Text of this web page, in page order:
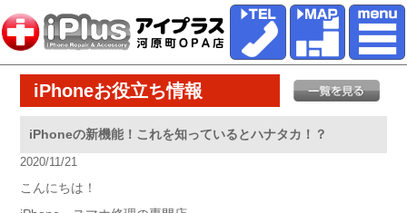
iPhoneお役立ち情報
iPhoneの新機能！これを知っているとハナタカ！？
2020/11/21
こんにちは！